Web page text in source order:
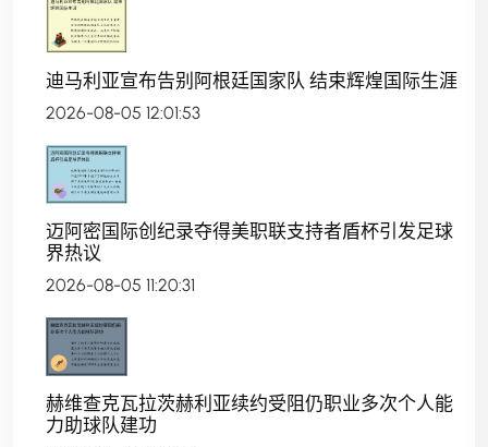
迪马利亚宣布告别阿根廷国家队 结束辉煌国际生涯
2026-08-05 12:01:53
迈阿密国际创纪录夺得美职联支持者盾杯引发足球
界热议
2026-08-05 11:20:31
赫维查克瓦拉茨赫利亚续约受阻仍职业多次个人能
力助球队建功